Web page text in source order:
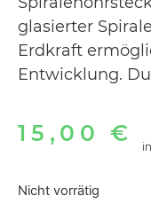
glasierter
Erdkraft
Entwicklung.
15,00€
Nicht vorrätig